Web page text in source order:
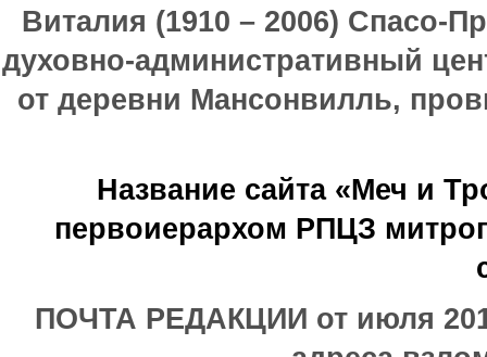
Виталия (1910 – 2006) Спасо-
духовно-административный
от деревни Мансонвилль,
Название сайта «Меч и
первоиерархом РПЦЗ
ПОЧТА РЕДАКЦИИ от июля